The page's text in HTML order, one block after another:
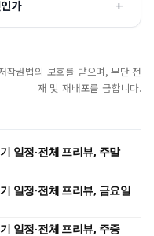
가
권법의 보호를 받으며, 무단 전
재 및 재배포를 금합니다.
일정·전체 프리뷰, 주말
일정·전체 프리뷰, 금요일
일정·전체 프리뷰, 주중